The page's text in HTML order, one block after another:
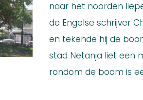
naar het noorden
de Engelse schrijver
en tekende hij de
stad Netanja liet een
rondom de boom is